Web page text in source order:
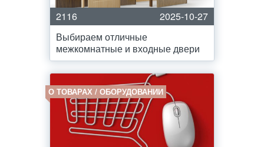
2116
2025-10-27
Выбираем отличные
межкомнатные и входные двери
О ТОВАРАХ / ОБОРУДОВАНИИ